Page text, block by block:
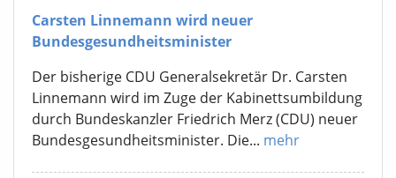
Carsten Linnemann wird neuer
Bundesgesundheitsminister
Der bisherige CDU Generalsekretär Dr. Carsten
Linnemann wird im Zuge der Kabinettsumbildung
durch Bundeskanzler Friedrich Merz (CDU) neuer
Bundesgesundheitsminister. Die... mehr